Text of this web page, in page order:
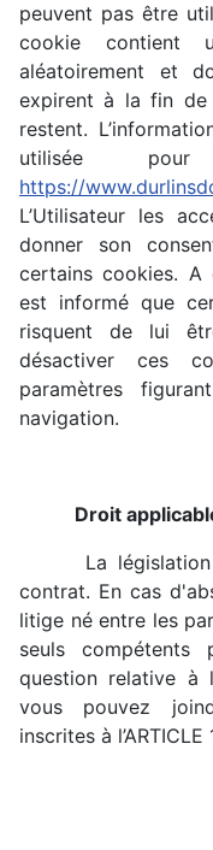
peuvent pas être
cookie contient
aléatoirement et
expirent à la fin de
restent.
utilisée
https://
L’Utilisateur les
donner son
certains cookies. A
est informé que
risquent de lui
désactiver ces
paramètres
navigation.
Droit
La législation
contrat. En cas
litige né entre les
seuls
question relative à
vous pouvez
inscrites à l’ARTICLE